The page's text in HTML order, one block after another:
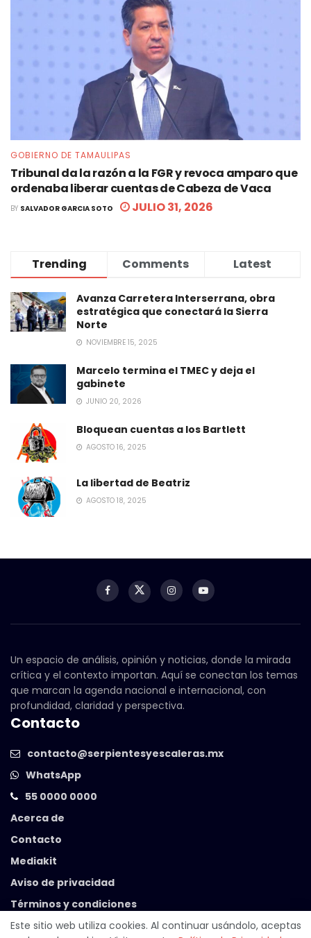
GOBIERNO DE TAMAULIPAS
Tribunal da la razón a la FGR y revoca amparo que
ordenaba liberar cuentas de Cabeza de Vaca
BY SALVADOR GARCIA SOTO JULIO 31, 2026
Trending Comments Latest
Avanza Carretera Interserrana, obra
estratégica que conectará la Sierra
Norte
NOVIEMBRE 15, 2025
Marcelo termina el TMEC y deja el
gabinete
JUNIO 20, 2026
Bloquean cuentas a los Bartlett
AGOSTO 16, 2025
La libertad de Beatriz
AGOSTO 18, 2025
Un espacio de análisis, opinión y noticias, donde la mirada
crítica y el contexto importan. Aquí se conectan los temas
que marcan la agenda nacional e internacional, con
profundidad, claridad y perspectiva.
Contacto
contacto@serpientesyescaleras.mx
WhatsApp
55 0000 0000
Acerca de
Contacto
Mediakit
Aviso de privacidad
Términos y condiciones
Este sitio web utiliza cookies. Al continuar usándolo, aceptas